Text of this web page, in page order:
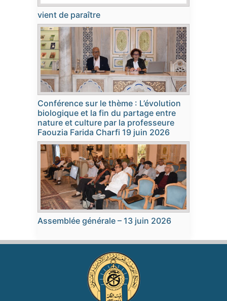
vient de paraître
Conférence sur le thème : L’évolution
biologique et la fin du partage entre
nature et culture par la professeure
Faouzia Farida Charfi 19 juin 2026
Assemblée générale – 13 juin 2026